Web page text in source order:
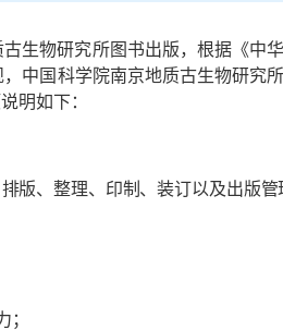
生物研究所图书出版，根据《中
中国科学院南京地质古生物研究
明如下：
版、整理、印制、装订以及出版管
；